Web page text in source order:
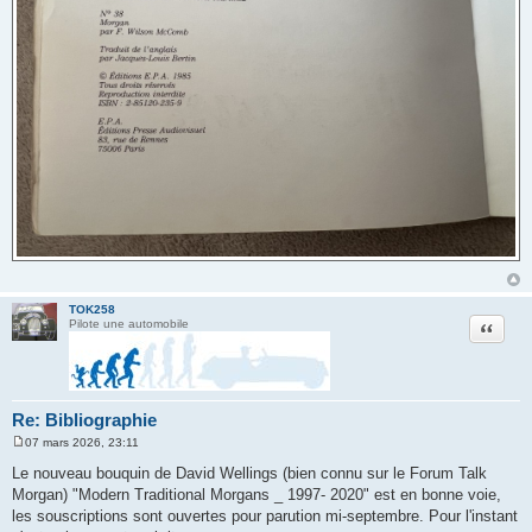
TOK258
Pilote une automobile
Re: Bibliographie
Citation
e
s
s
a
g
07 mars 2026, 23:11
Le nouveau bouquin de David Wellings (bien connu sur le Forum Talk
Morgan) "Modern Traditional Morgans _ 1997- 2020" est en bonne voie,
les souscriptions sont ouvertes pour parution mi-septembre. Pour l'instant